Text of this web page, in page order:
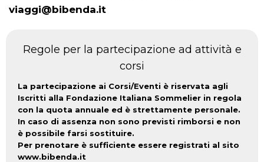
viaggi@bibenda.it
Regole per la partecipazione ad attività e
corsi
La partecipazione ai Corsi/Eventi è riservata agli
Iscritti alla Fondazione Italiana Sommelier in regola
con la quota annuale ed è strettamente personale.
In caso di assenza non sono previsti rimborsi e non
è possibile farsi sostituire.
Per prenotare è sufficiente essere registrati al sito
www.bibenda.it